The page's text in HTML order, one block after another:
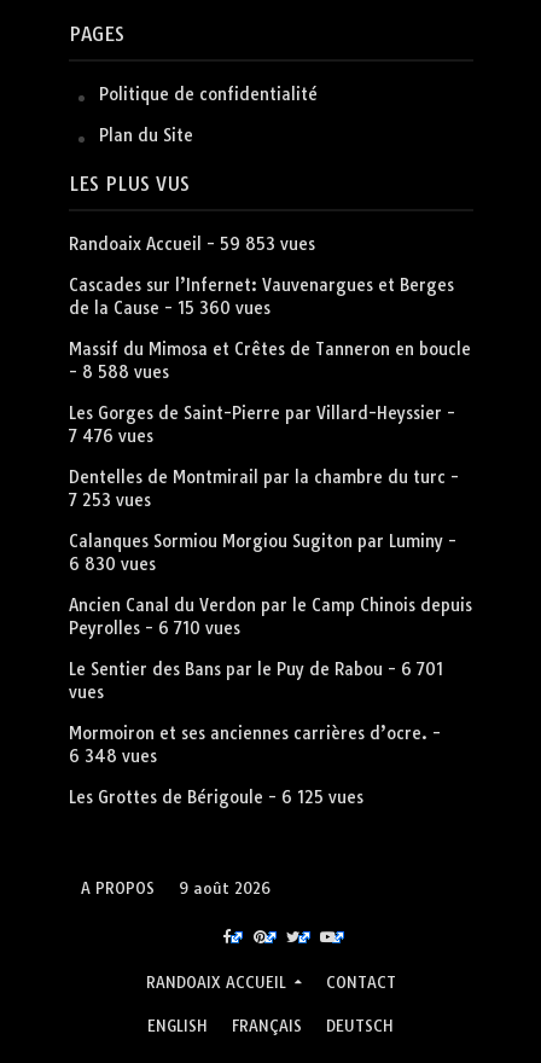
PAGES
Politique de confidentialité
Plan du Site
LES PLUS VUS
Randoaix Accueil - 59 853 vues
Cascades sur l’Infernet: Vauvenargues et Berges
de la Cause - 15 360 vues
Massif du Mimosa et Crêtes de Tanneron en boucle
- 8 588 vues
Les Gorges de Saint-Pierre par Villard-Heyssier -
7 476 vues
Dentelles de Montmirail par la chambre du turc -
7 253 vues
Calanques Sormiou Morgiou Sugiton par Luminy-
6 830 vues
Ancien Canal du Verdon par le Camp Chinois depuis
Peyrolles- 6 710 vues
Le Sentier des Bans par le Puy de Rabou - 6 701
vues
Mormoiron et ses anciennes carrières d’ocre. -
6 348 vues
Les Grottes de Bérigoule - 6 125 vues
A PROPOS 9 août 2026
RANDOAIX ACCUEIL CONTACT
ENGLISH FRANÇAIS DEUTSCH